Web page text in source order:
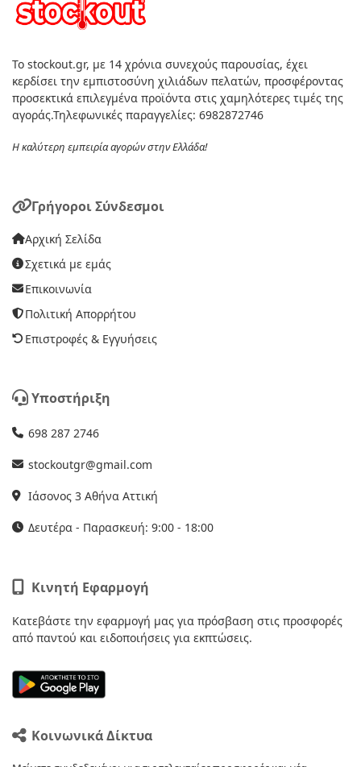
Το stockout.gr, με 14 χρόνια συνεχούς παρουσίας, έχει
κερδίσει την εμπιστοσύνη χιλιάδων πελατών, προσφέροντας
προσεκτικά επιλεγμένα προϊόντα στις χαμηλότερες τιμές της
αγοράς.Τηλεφωνικές παραγγελίες: 6982872746
Η καλύτερη εμπειρία αγορών στην Ελλάδα!
Γρήγοροι Σύνδεσμοι
Αρχική Σελίδα
Σχετικά με εμάς
Επικοινωνία
Πολιτική Απορρήτου
Επιστροφές & Εγγυήσεις
Υποστήριξη
698 287 2746
stockoutgr@gmail.com
Ιάσονος 3 Αθήνα Αττική
Δευτέρα - Παρασκευή: 9:00 - 18:00
Κινητή Εφαρμογή
Κατεβάστε την εφαρμογή μας για πρόσβαση στις προσφορές
από παντού και ειδοποιήσεις για εκπτώσεις.
Κοινωνικά Δίκτυα